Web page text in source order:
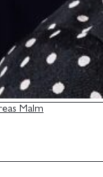
Malm